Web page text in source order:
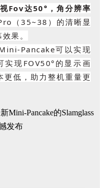
Fov达50°，角分辨率
（35~38） 的清晰显
果。
Pancake可以实现
现FOV50°的显示画
低，助力整机重量更